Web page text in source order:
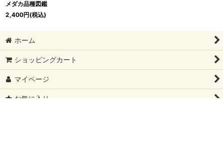
メダカ品種図鑑
2,400円(税込)
ホーム
ショッピングカート
マイページ
お気に入り